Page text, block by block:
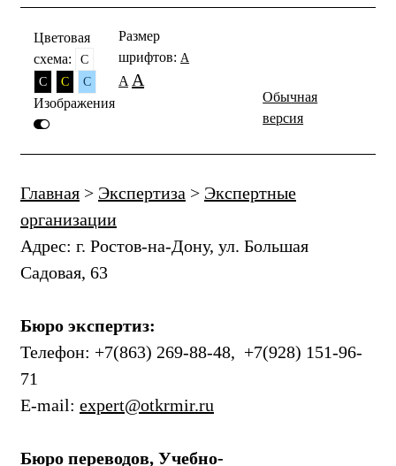
Цветовая
схема:
C
C
C C
Размер
шрифтов: A
A A
Изображения
Обычная
версия
Главная > Экспертиза > Экспертные
организации
Адрес: г. Ростов-на-Дону, ул. Большая
Садовая, 63
Бюро экспертиз:
Телефон: +7(863) 269-88-48, +7(928) 151-96-
71
E-mail: expert@otkrmir.ru
Бюро переводов, Учебно-